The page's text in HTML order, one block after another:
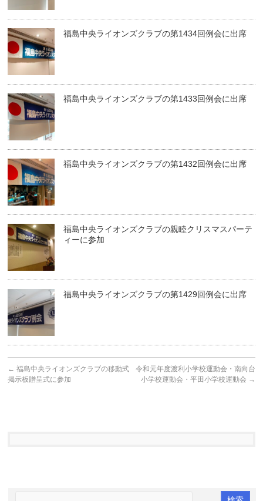
福島中央ライオンズクラブの第1434回例会に出席
福島中央ライオンズクラブの第1433回例会に出席
福島中央ライオンズクラブの第1432回例会に出席
福島中央ライオンズクラブの親睦クリスマスパーテ
ィーに参加
福島中央ライオンズクラブの第1429回例会に出席
← 福島中央ライオンズクラブの移動式
掲示板贈呈式に参加
令和元年度渡利小学校運動会・南向台
小学校運動会・平田小学校運動会 →